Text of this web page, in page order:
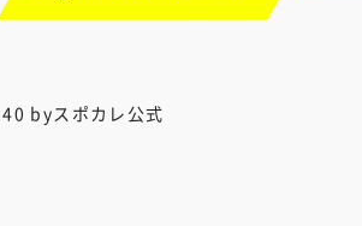
byスポカレ公式